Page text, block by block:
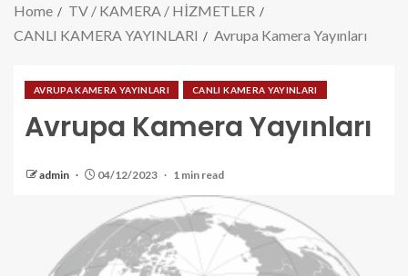
Home
TV / KAMERA / HİZMETLER
CANLI KAMERA YAYINLARI
Avrupa Kamera Yayınları
AVRUPA KAMERA YAYINLARI CANLI KAMERA YAYINLARI
Avrupa Kamera Yayınları
admin 04/12/2023 1 min read